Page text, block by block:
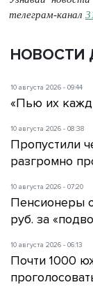
телеграм-канал
НОВОСТИ
10 августа 2026 - 09:44
«Пью их
10 августа 2026 - 08:38
Пропустили
разгромно
10 августа 2026 - 07:20
Пенсионеры
руб. за
10 августа 2026 - 06:13
Почти 1000